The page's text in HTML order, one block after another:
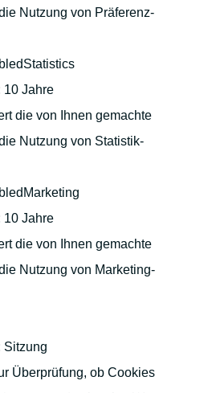
Nutzung von Präferenz-
10 Jahre
die von Ihnen gemachte
Nutzung von Statistik-
10 Jahre
die von Ihnen gemachte
Nutzung von Marketing-
Sitzung
Überprüfung, ob Cookies